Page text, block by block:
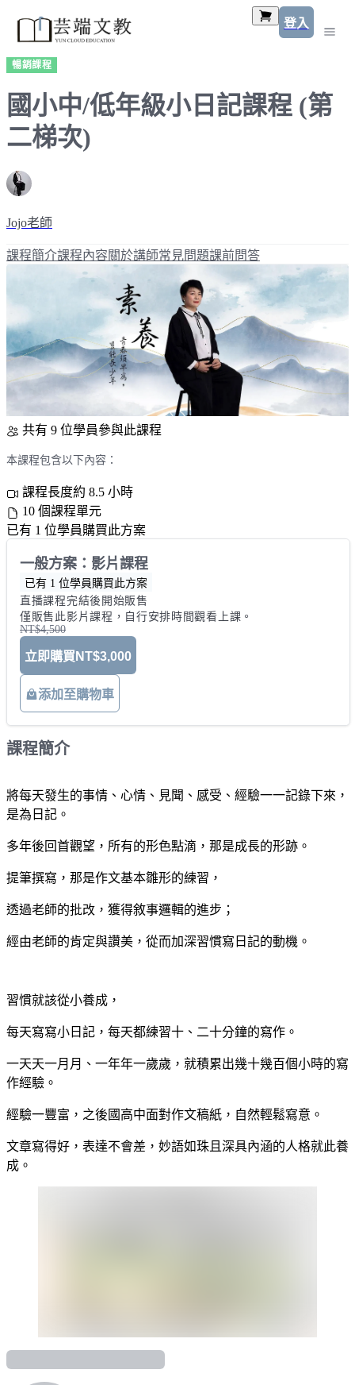
登入
暢銷課程
國小中/低年級小日記課程 (第
二梯次)
Jojo老師
課程簡介課程內容關於講師常見問題課前問答
共有 9 位學員參與此課程
本課程包含以下內容：
課程長度約 8.5 小時
10 個課程單元
已有 1 位學員購買此方案
一般方案：影片課程
已有 1 位學員購買此方案
直播課程完結後開始販售
僅販售此影片課程，自行安排時間觀看上課。
NT$4,500
立即購買 NT$3,000
添加至購物車
課程簡介
將每天發生的事情、心情、見聞、感受、經驗一一記錄下來，
是為日記。
多年後回首觀望，所有的形色點滴，那是成長的形跡。
提筆撰寫，那是作文基本雛形的練習，
透過老師的批改，獲得敘事邏輯的進步；
經由老師的肯定與讚美，從而加深習慣寫日記的動機。
習慣就該從小養成，
每天寫寫小日記，每天都練習十、二十分鐘的寫作。
一天天一月月、一年年一歲歲，就積累出幾十幾百個小時的寫
作經驗。
經驗一豐富，之後國高中面對作文稿紙，自然輕鬆寫意。
文章寫得好，表達不會差，妙語如珠且深具內涵的人格就此養
成。